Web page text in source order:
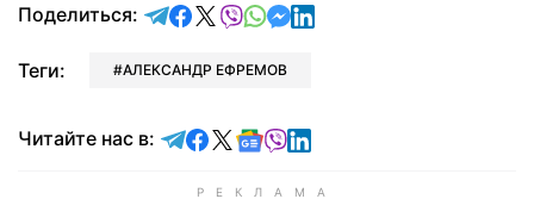
Поделиться: отправить в Telegram
поделиться в Facebook
поделиться в X
отправить в Viber
отправить в Whatsapp
отправить в Messenger
отправить в LinkedIn
Теги: АЛЕКСАНДР ЕФРЕМОВ
Читайте нас в: Читайте в Telegram
Читайте в Facebook
Читайте в X
Читайте в Google news
Читайте в Viber
Читайте в LinkedIn